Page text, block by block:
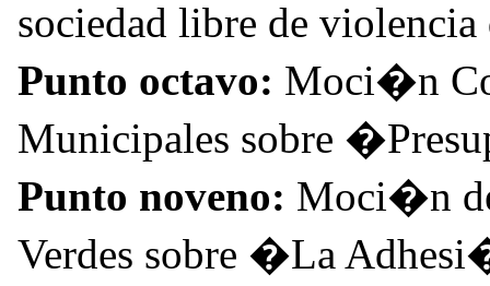
sociedad libre de
Punto octavo: Moci�n
Municipales sobre
Punto noveno: Moci�n
Verdes sobre �La